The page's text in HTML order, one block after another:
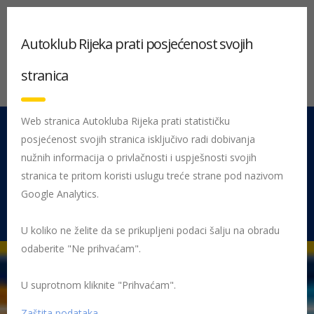
051 212 442 Centrala
Pon - Pet 08:00 - 16:00
Rujevica 9/1, 51000 Rijeka
Početna Autoservis i gumiservis Način plaćanja
Autoklub Rijeka prati posjećenost svojih
stranica
Web stranica Autokluba Rijeka prati statističku
posjećenost svojih stranica isključivo radi dobivanja
nužnih informacija o privlačnosti i uspješnosti svojih
stranica te pritom koristi uslugu treće strane pod nazivom
Google Analytics.
U koliko ne želite da se prikupljeni podaci šalju na obradu
odaberite "Ne prihvaćam".
U suprotnom kliknite "Prihvaćam".